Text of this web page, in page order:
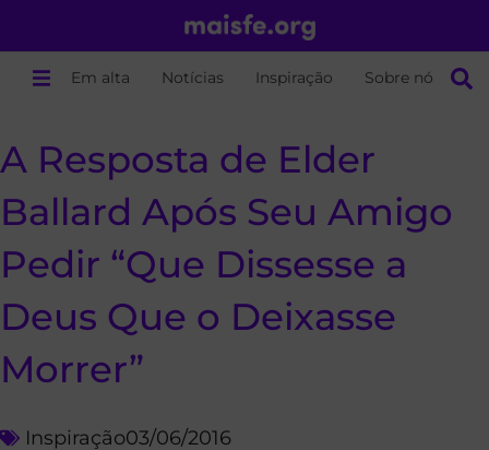
Em alta Notícias Inspiração Sobre nós
A Resposta de Elder
Ballard Após Seu Amigo
Pedir “Que Dissesse a
Deus Que o Deixasse
Morrer”
Inspiração03/06/2016